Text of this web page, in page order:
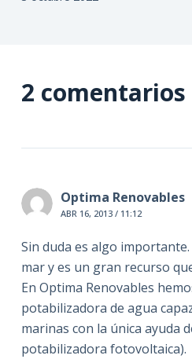
2 comentarios
Optima Renovables
ABR 16, 2013 / 11:12
Sin duda es algo
mar y es un gran recurso
En Optima Renovables
potabilizadora de agua
marinas con la única ayuda
potabilizadora fotovoltaica).